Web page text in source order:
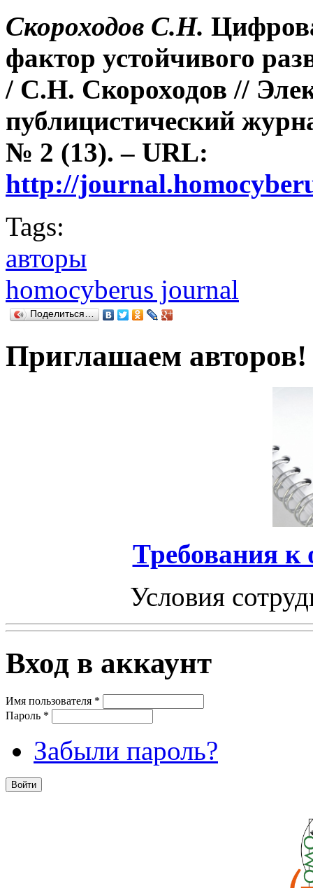
Скороходов С.Н.
фактор устойчивого
/ С.Н. Скороходов //
публицистический
№ 2 (13). – URL:
http://
Tags:
авторы
homocyberus journal
Поделиться…
Приглашаем авторов!
Требования к
Условия
Вход в аккаунт
Имя пользователя *
Пароль *
Забыли пароль?